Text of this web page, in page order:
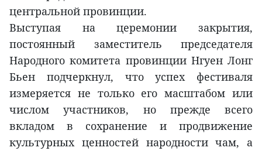
центральной провинции.
Выступая на церемонии закрытия,
постоянный заместитель председателя
Народного комитета провинции Нгуен Лонг
Бьен подчеркнул, что успех фестиваля
измеряется не только его масштабом или
числом участников, но прежде всего
вкладом в сохранение и продвижение
культурных ценностей народности чам, а